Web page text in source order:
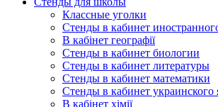
Классные уголки
Стенды в кабинет
В кабінет географії
Стенды в кабинет биологии
Стенды в кабинет литературы
Стенды в кабинет математики
Стенды в кабинет украинского
В кабінет хімії